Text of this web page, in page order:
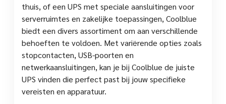
thuis, of een UPS met speciale aansluitingen voor
serverruimtes en zakelijke toepassingen, Coolblue
biedt een divers assortiment om aan verschillende
behoeften te voldoen. Met variërende opties zoals
stopcontacten, USB-poorten en
netwerkaansluitingen, kan je bij Coolblue de juiste
UPS vinden die perfect past bij jouw specifieke
vereisten en apparatuur.